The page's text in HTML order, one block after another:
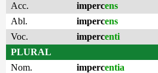
Acc.
impercens
Abl.
impercens
Voc.
impercenti
PLURAL
Nom.
impercentia